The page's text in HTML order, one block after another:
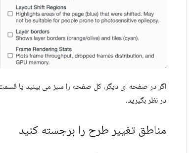
اگر در صفحه ای دیگر، کل صفحه را سبز می بینید یا
در نظر بگیرید.
مناطق تغییر طرح را برجسته کنید